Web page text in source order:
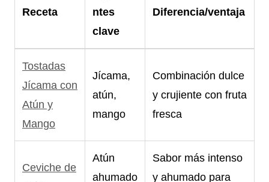
Receta
ntes
clave
Diferencia/ventaja
Tostadas
Jícama con
Atún y
Mango
Jícama,
atún,
mango
Combinación dulce
y crujiente con fruta
fresca
Ceviche de
Atún
ahumado
Sabor más intenso
y ahumado para